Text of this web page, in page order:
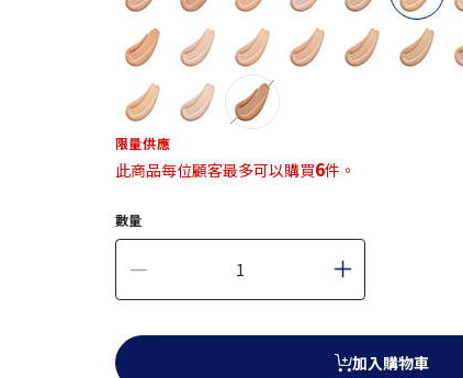
selected
限量供應
此商品每位顧客最多可以購買6件。
數量
加入購物車